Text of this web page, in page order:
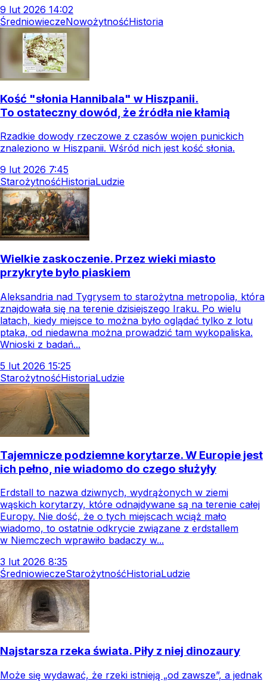
9 lut 2026 14:02
ŚredniowieczeNowożytnośćHistoria
Kość "słonia Hannibala" w Hiszpanii.
To ostateczny dowód, że źródła nie kłamią
Rzadkie dowody rzeczowe z czasów wojen punickich
znaleziono w Hiszpanii. Wśród nich jest kość słonia.
9 lut 2026 7:45
StarożytnośćHistoriaLudzie
Wielkie zaskoczenie. Przez wieki miasto
przykryte było piaskiem
Aleksandria nad Tygrysem to starożytna metropolia, która
znajdowała się na terenie dzisiejszego Iraku. Po wielu
latach, kiedy miejsce to można było oglądać tylko z lotu
ptaka, od niedawna można prowadzić tam wykopaliska.
Wnioski z badań...
5 lut 2026 15:25
StarożytnośćHistoriaLudzie
Tajemnicze podziemne korytarze. W Europie jest
ich pełno, nie wiadomo do czego służyły
Erdstall to nazwa dziwnych, wydrążonych w ziemi
wąskich korytarzy, które odnajdywane są na terenie całej
Europy. Nie dość, że o tych miejscach wciąż mało
wiadomo, to ostatnie odkrycie związane z erdstallem
w Niemczech wprawiło badaczy w...
3 lut 2026 8:35
ŚredniowieczeStarożytnośćHistoriaLudzie
Najstarsza rzeka świata. Piły z niej dinozaury
Może się wydawać, że rzeki istnieją „od zawsze”, a jednak